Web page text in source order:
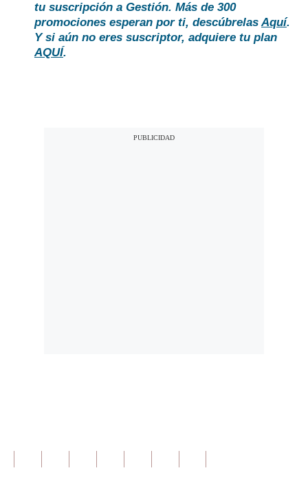
tu suscripción a Gestión. Más de 300
promociones esperan por ti, descúbrelasAquí.
Y si aún no eres suscriptor, adquiere tu plan
AQUÍ.